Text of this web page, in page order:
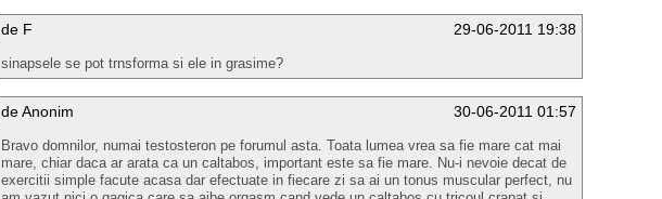
29-06-2011 19:38
de F
sinapsele se pot trnsforma si ele in grasime?
30-06-2011 01:57
de Anonim
Bravo domnilor, numai testosteron pe forumul asta. Toata lumea vrea sa fie mare cat mai
mare, chiar daca ar arata ca un caltabos, important este sa fie mare. Nu-i nevoie decat de
exercitii simple facute acasa dar efectuate in fiecare zi sa ai un tonus muscular perfect, nu